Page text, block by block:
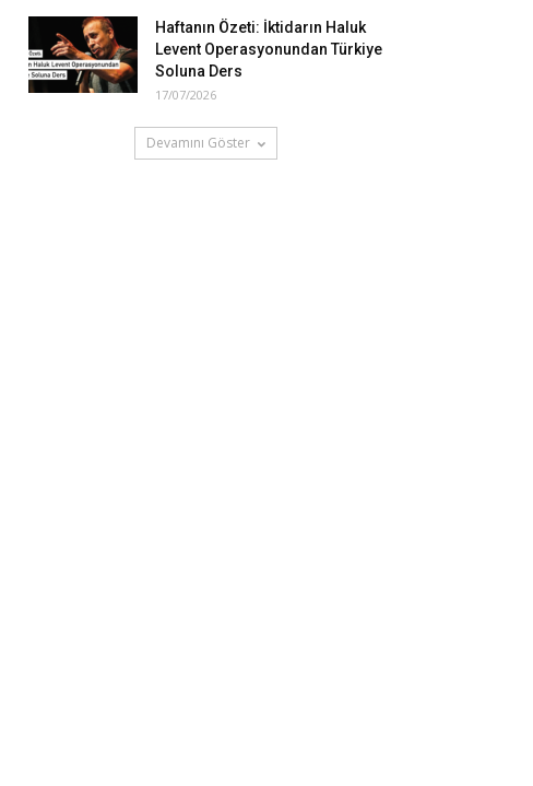
Haftanın Özeti: İktidarın Haluk
Levent Operasyonundan Türkiye
Soluna Ders
17/07/2026
Devamını Göster